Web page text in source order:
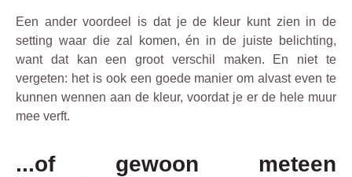
Een ander voordeel is dat je de kleur kunt zien in de
setting waar die zal komen, én in de juiste belichting,
want dat kan een groot verschil maken. En niet te
vergeten: het is ook een goede manier om alvast even te
kunnen wennen aan de kleur, voordat je er de hele muur
mee verft.
...of gewoon meteen